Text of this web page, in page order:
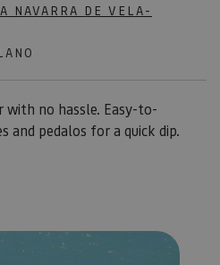
NAVARRA DE VELA-
with no hassle. Easy-to-
and pedalos for a quick dip.